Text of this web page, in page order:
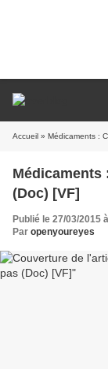
Accueil » Médicaments :
Médicaments
(Doc) [VF]
Publié le 27/03/2015
Par openyoureyes